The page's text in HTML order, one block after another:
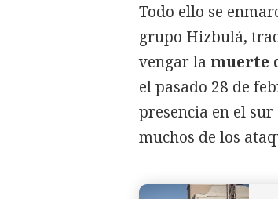
Todo ello se
grupo Hizbulá,
vengar la muerte
el pasado 28 de
presencia en el
muchos de los